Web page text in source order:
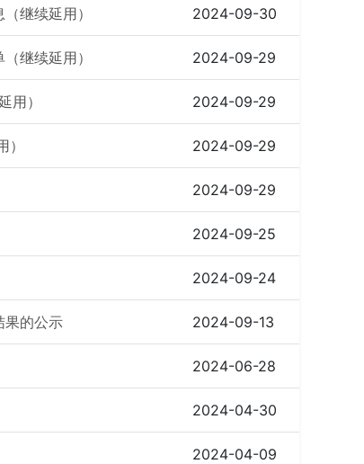
继续延用） 2024-09-30
继续延用） 2024-09-29
用） 2024-09-29
2024-09-29
2024-09-29
2024-09-25
2024-09-24
果的公示 2024-09-13
2024-06-28
2024-04-30
2024-04-09